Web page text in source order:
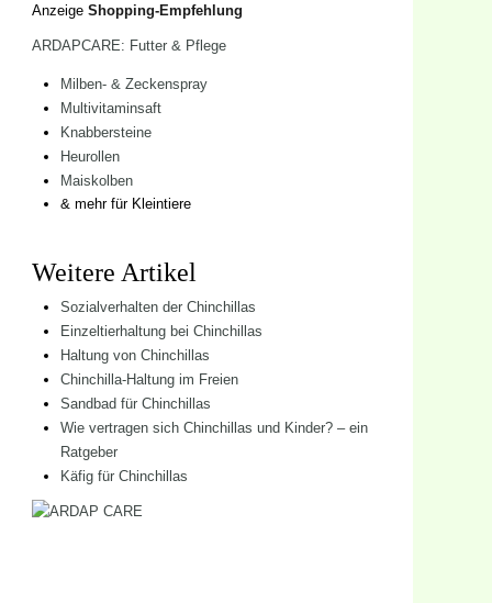
Anzeige Shopping-Empfehlung
ARDAPCARE: Futter & Pflege
Milben- & Zeckenspray
Multivitaminsaft
Knabbersteine
Heurollen
Maiskolben
& mehr für Kleintiere
Weitere Artikel
Sozialverhalten der Chinchillas
Einzeltierhaltung bei Chinchillas
Haltung von Chinchillas
Chinchilla-Haltung im Freien
Sandbad für Chinchillas
Wie vertragen sich Chinchillas und Kinder? – ein
Ratgeber
Käfig für Chinchillas